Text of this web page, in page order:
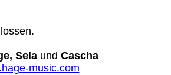
Selaund Cascha
music.com